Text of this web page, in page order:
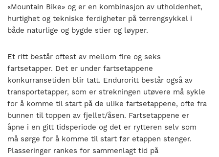
«Mountain Bike» og er en kombinasjon av utholdenhet,
hurtighet og tekniske ferdigheter på terrengsykkel i
både naturlige og bygde stier og løyper.
Et ritt består oftest av mellom fire og seks
fartsetapper. Det er under fartsetappene
konkurransetiden blir tatt. Enduroritt består også av
transportetapper, som er strekningen utøvere må sykle
for å komme til start på de ulike fartsetappene, ofte fra
bunnen til toppen av fjellet/åsen. Fartsetappene er
åpne i en gitt tidsperiode og det er rytteren selv som
må sørge for å komme til start før etappen stenger.
Plasseringer rankes for sammenlagt tid på